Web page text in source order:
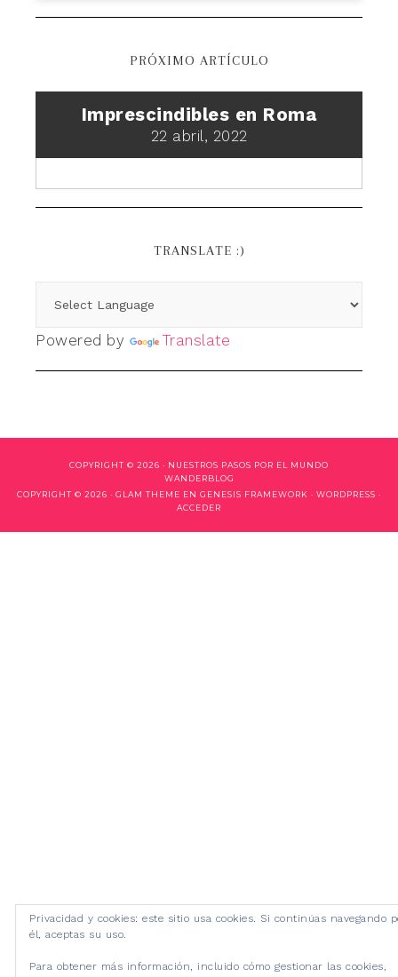
PRÓXIMO ARTÍCULO
Imprescindibles en Roma
22 abril, 2022
TRANSLATE :)
Powered by Translate
COPYRIGHT © 2026 · NUESTROS PASOS POR EL MUNDO
WANDERBLOG
COPYRIGHT © 2026 · GLAM THEME EN GENESIS FRAMEWORK · WORDPRESS ·
ACCEDER
Privacidad y cookies: este sitio usa cookies. Si continúas navegando
él, aceptas su uso.
Para obtener más información, incluido cómo gestionar las cookies,